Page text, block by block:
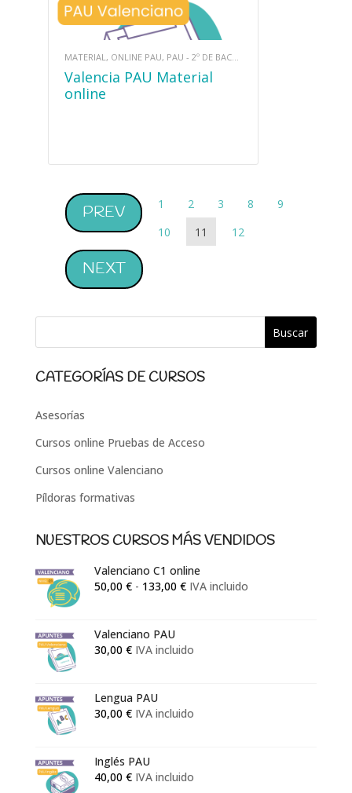
MATERIAL, ONLINE PAU, PAU - 2º DE BACHILLERATO, PRUEBAS DE ACCESO
Valencia PAU Material
online
PREV 1 2 3 8
9
10
11 12
NEXT
CATEGORÍAS DE CURSOS
Asesorías
Cursos online Pruebas de Acceso
Cursos online Valenciano
Píldoras formativas
NUESTROS CURSOS MÁS VENDIDOS
Valenciano C1 online
50,00 € - 133,00 €Rango
50,00 €
IVA incluido
Valenciano PAU
30,00 € IVA incluido
Lengua PAU
30,00 € IVA incluido
Inglés PAU
40,00 € IVA incluido